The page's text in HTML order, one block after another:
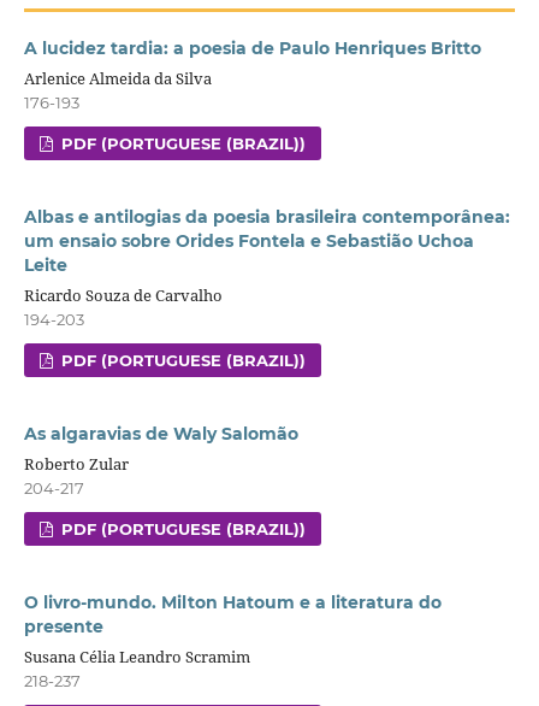
A lucidez tardia: a poesia de Paulo Henriques Britto
Arlenice Almeida da Silva
176-193
PDF (PORTUGUESE (BRAZIL))
Albas e antilogias da poesia brasileira contemporânea:
um ensaio sobre Orides Fontela e Sebastião Uchoa
Leite
Ricardo Souza de Carvalho
194-203
PDF (PORTUGUESE (BRAZIL))
As algaravias de Waly Salomão
Roberto Zular
204-217
PDF (PORTUGUESE (BRAZIL))
O livro-mundo. Milton Hatoum e a literatura do
presente
Susana Célia Leandro Scramim
218-237